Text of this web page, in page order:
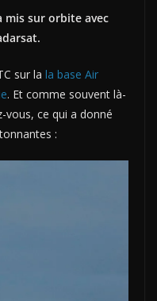
mis sur orbite avec
sur la la base Air
. Et comme souvent là-
vous, ce qui a donné
: